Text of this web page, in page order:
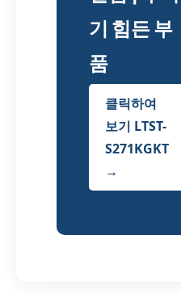
기 힘든 부
품
클릭하여
보기 LTST-
S271KGKT
→